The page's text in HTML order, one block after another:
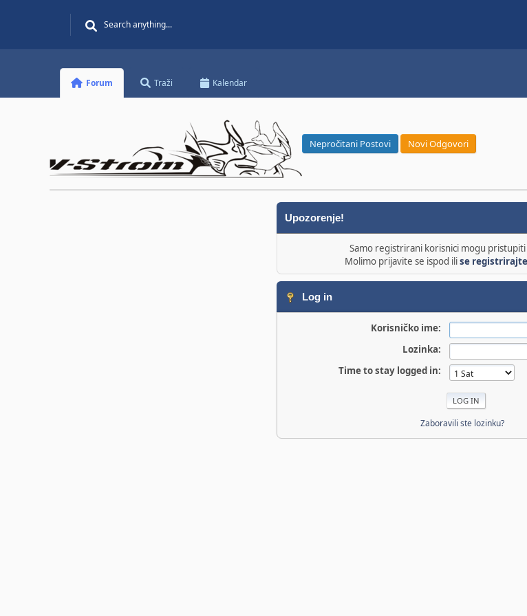
Forum Traži Kalendar
Nepročitani Postovi Novi Odgovori
Upozorenje!
Samo registrirani korisnici mogu pristupiti
Molimo prijavite se ispod ilise
Log in
Korisničko ime:
Lozinka:
Time to stay logged in:
Zaboravili ste lozinku?